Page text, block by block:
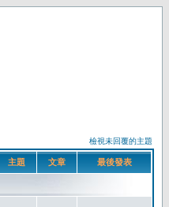
檢視未回覆的主題
主題 文章 最後發表